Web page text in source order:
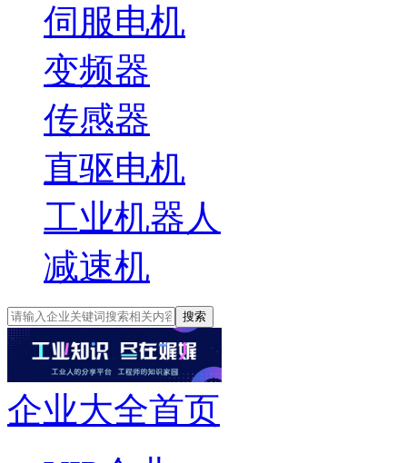
伺服电机
变频器
传感器
直驱电机
工业机器人
减速机
搜索
企业大全首页